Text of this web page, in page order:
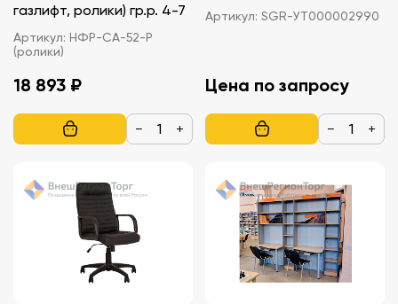
газлифт, ролики) гр.р. 4-7
Артикул: НФР-СА-52-Р
(ролики)
18 893 ₽
− +
Артикул: SGR-УТ000002990
Цена по запросу
− +